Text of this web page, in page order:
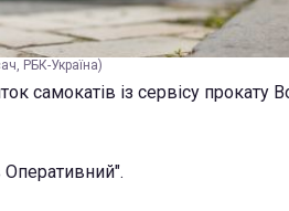
РБК-Україна)
самокатів із сервісу прокату
Оперативний".